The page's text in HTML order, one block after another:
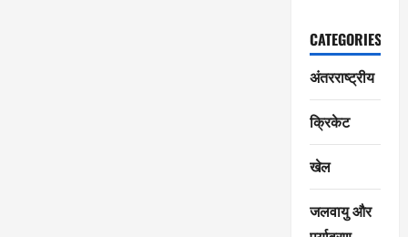
CATEGORIES
अंतरराष्ट्रीय
क्रिकेट
खेल
जलवायु और